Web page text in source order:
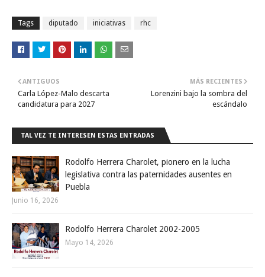
Tags diputado iniciativas rhc
MÁS RECIENTES
Lorenzini bajo la sombra del
escándalo
ANTIGUOS
Carla López-Malo descarta
candidatura para 2027
TAL VEZ TE INTERESEN ESTAS ENTRADAS
Rodolfo Herrera Charolet, pionero en la lucha
legislativa contra las paternidades ausentes en
Puebla
Junio 16, 2026
Rodolfo Herrera Charolet 2002-2005
Mayo 14, 2026